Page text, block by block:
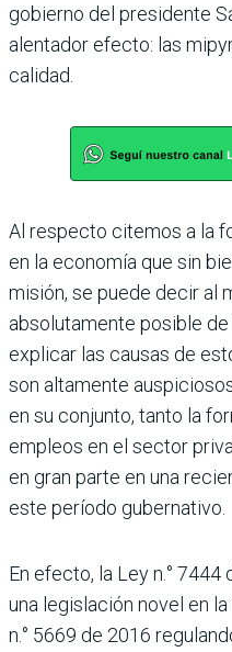
gobierno del presi­dente
alentador efecto: las
calidad.
Al respecto citemos a la
en la economía que sin
misión, se puede decir al
abso­lutamente posible
explicar las causas de
son altamente
en su con­junto, tanto la
empleos en el sector
en gran parte en una
este período gubernativo.
En efecto, la Ley n.°
una legislación novel en
n.° 5669 de 2016